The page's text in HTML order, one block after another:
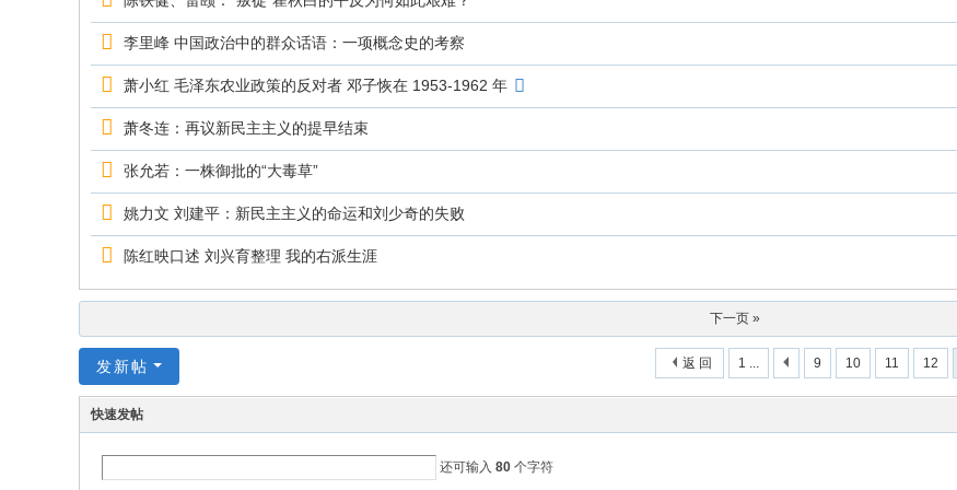
李里峰 中国政治中的群众话语：一项概念史的考察
萧小红 毛泽东农业政策的反对者 邓子恢在 1953-1962 年
萧冬连：再议新民主主义的提早结束
张允若：一株御批的“大毒草”
姚力文 刘建平：新民主主义的命运和刘少奇的失败
陈红映口述 刘兴育整理 我的右派生涯
下一页 »
1 ... 9 10 11 12
返 回
发新帖
快速发帖
还可输入 80 个字符